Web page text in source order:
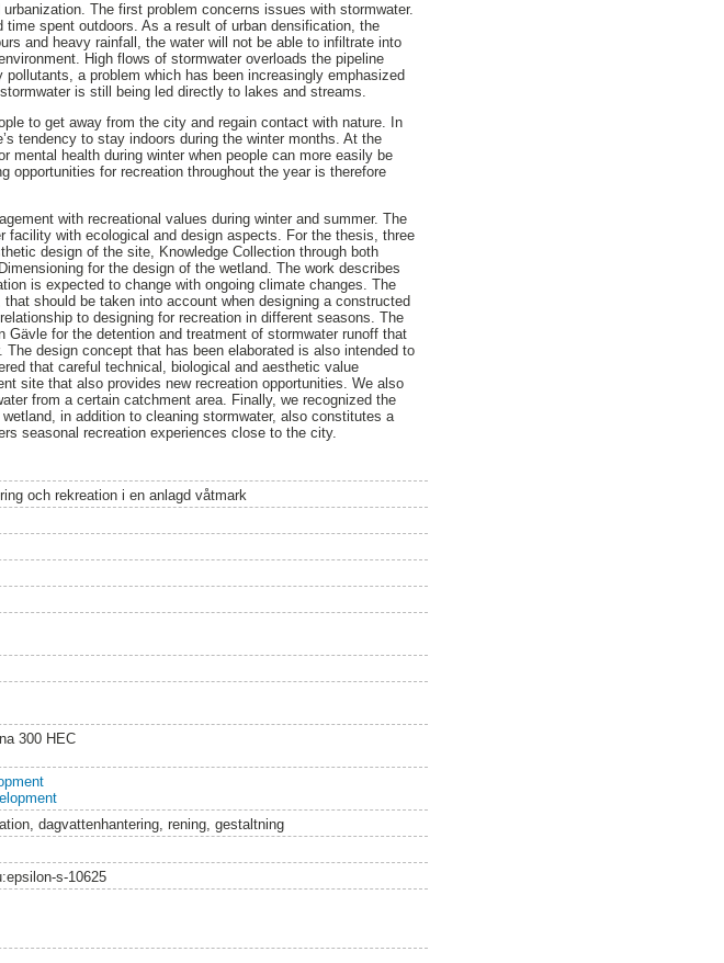
The first problem concerns issues with stormwater.
time spent outdoors. As a result of urban densification, the
and heavy rainfall, the water will not be able to infiltrate into
High flows of stormwater overloads the pipeline
a problem which has been increasingly emphasized
is still being led directly to lakes and streams.
to get away from the city and regain contact with nature. In
tendency to stay indoors during the winter months. At the
health during winter when people can more easily be
opportunities for recreation throughout the year is therefore
with recreational values during winter and summer. The
with ecological and design aspects. For the thesis, three
design of the site, Knowledge Collection through both
for the design of the wetland. The work describes
is expected to change with ongoing climate changes. The
should be taken into account when designing a constructed
to designing for recreation in different seasons. The
for the detention and treatment of stormwater runoff that
design concept that has been elaborated is also intended to
that careful technical, biological and aesthetic value
site that also provides new recreation opportunities. We also
from a certain catchment area. Finally, we recognized the
in addition to cleaning stormwater, also constitutes a
seasonal recreation experiences close to the city.
och rekreation i en anlagd våtmark
300 HEC
dagvattenhantering, rening, gestaltning
s-10625